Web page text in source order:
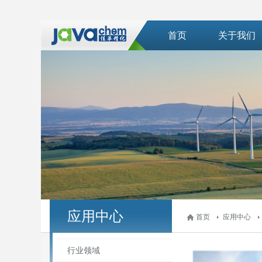
首页 关于我们
首页 应用中心
应用中心
行业领域